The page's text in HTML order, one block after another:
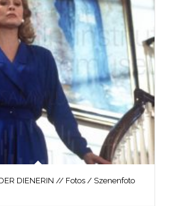
DER DIENERIN // Fotos / Szenenfoto